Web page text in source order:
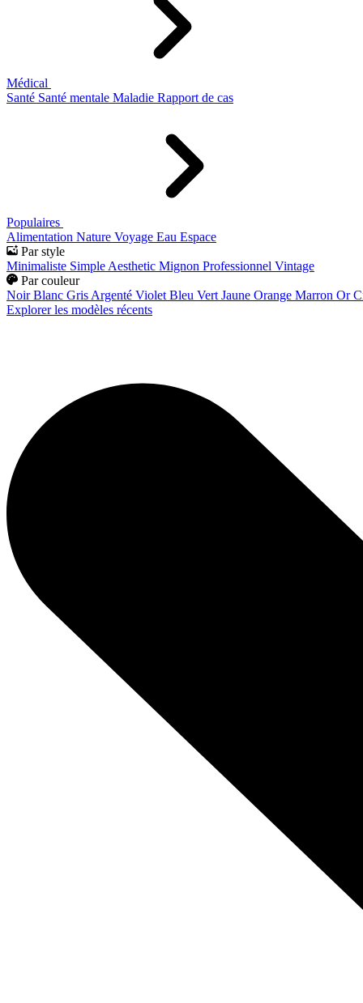
Médical
Santé Santé mentale Maladie Rapport de cas
Populaires
Alimentation Nature Voyage Eau Espace
Par style
Minimaliste Simple Aesthetic Mignon Professionnel Vintage
Par couleur
Noir Blanc Gris Argenté Violet Bleu Vert Jaune Orange Marron Or
Explorer les modèles récents